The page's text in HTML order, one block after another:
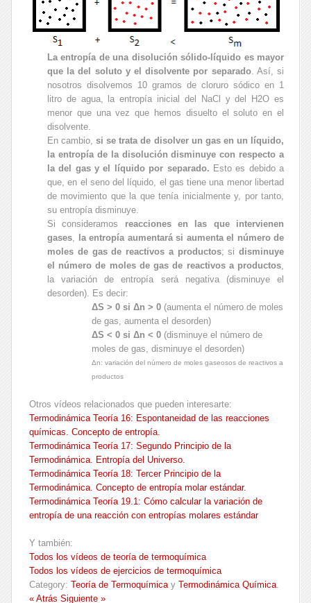
La entropía de una disolución sólido-líquido es mayor
que la del soluto y el disolvente por separado. Así, si
nosotros disolvemos 10 gramos de cloruro sódico en 1
litro de agua, la entropía inicial del NaCl y del H2O es
menor que una vez que hemos disuelto el soluto en el
disolvente.
En cambio,si se trata de disolver un gas en un líquido,
la entropía de la disolución disminuye con respecto a
la del gas y el líquido por separado. Esto es debido a
que, en el seno del líquido, el gas tiene una menor libertad
de movimiento que la que tenía inicialmente y, por tanto,
su entropía disminuye.
Si consideramos reacciones en las que intervienen
gases
la entropía aumentará si aumenta el número de
moles de gas de reactivos a productos; si disminuye
el número de moles de gas de reactivos a productos
la variación de entropía será negativa (disminuye el
desorden). Es decir:
ΔS > 0 si Δn > 0 (aumenta el número de moles
de gas, aumenta el desorden)
ΔS < 0 si Δn < 0 (disminuye el número de
moles de gas, disminuye el desorden)
Δn: variación del número de moles gaseosos de reactivos a
productos
Otros vídeos relacionados que pueden interesarte:
Termodinámica Teoría 16: Espontaneidad de las reacciones
químicas. Concepto de entropía.
Termodinámica Teoría 17: Segundo Principio de la
Termodinámica. Entropía del Universo.
Termodinámica Teoría 18: Tercer Principio de la
Termodinámica. Concepto de entropía molar estándar.
Termodinámica Teoría 19.1: Cómo calcular la variación de
entropía de una reacción con entropías molares estándar
Y también:
Todos los vídeos de teoría de termoquímica
Todos los vídeos de ejercicios de termoquímica
Category: Teoría de Termoquímica y Termodinámica Química
« Atrás Siguiente »